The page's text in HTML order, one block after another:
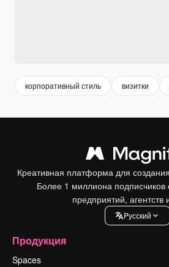
корпоративный стиль визитки
Креативная платформа для
Более 1 миллиона подписчиков
предприятий, агентств
Pусский
Продукция
Spaces